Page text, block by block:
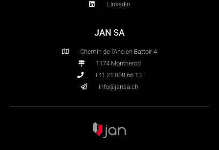
LinkedIn
JAN SA
Chemin de l’Ancien Battoir 4
1174 Montherod
+41 21 808 66 13
info@jansa.ch